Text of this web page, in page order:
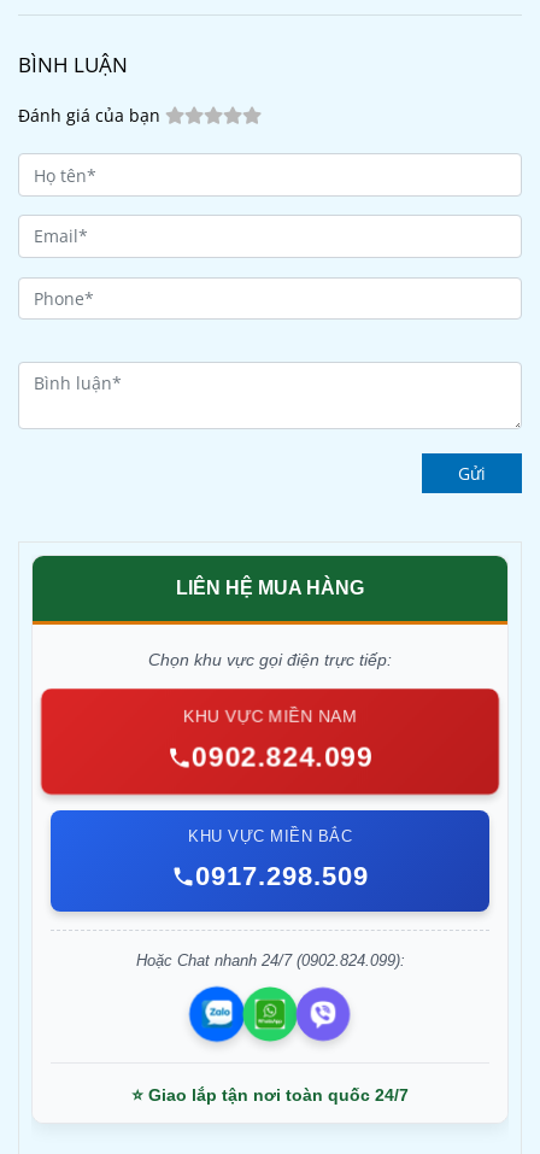
BÌNH LUẬN
Đánh giá của bạn
Gửi
LIÊN HỆ MUA HÀNG
Chọn khu vực gọi điện trực tiếp:
KHU VỰC MIỀN NAM
0902.824.099
KHU VỰC MIỀN BẮC
0917.298.509
Hoặc Chat nhanh 24/7 (0902.824.099):
⭐ Giao lắp tận nơi toàn quốc 24/7